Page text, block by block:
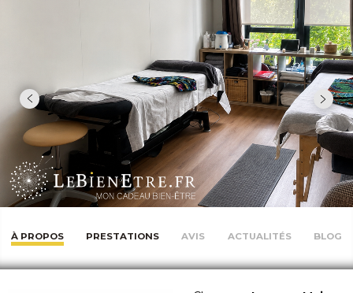
À PROPOS PRESTATIONS AVIS ACTUALITÉS BLOG